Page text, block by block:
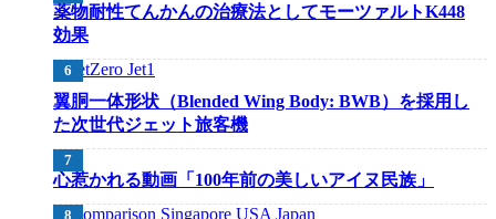
薬物耐性てんかんの治療法としてモーツァルトK448
効果
翼胴一体形状（Blended Wing Body: BWB）を採用し
た次世代ジェット旅客機
心惹かれる動画「100年前の美しいアイヌ民族」